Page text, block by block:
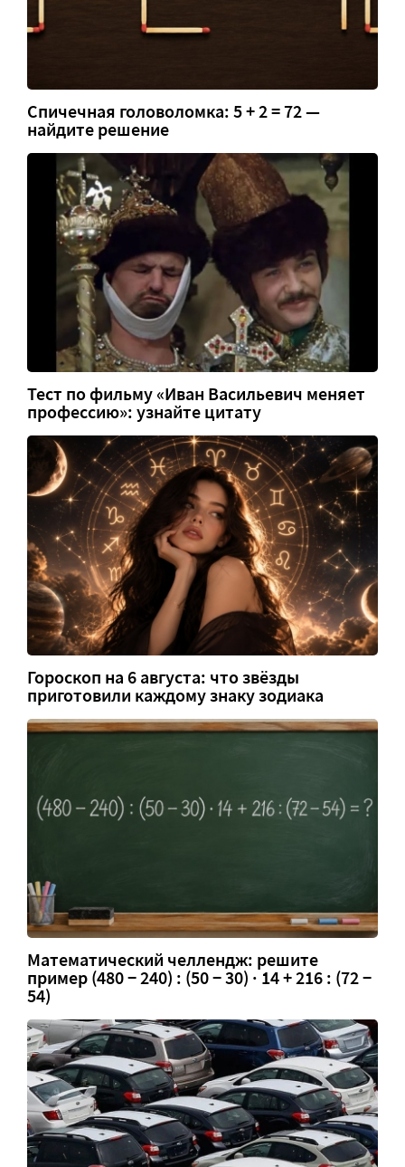
Спичечная головоломка: 5 + 2 = 72 —
найдите решение
Тест по фильму «Иван Васильевич меняет
профессию»: узнайте цитату
Гороскоп на 6 августа: что звёзды
приготовили каждому знаку зодиака
Математический челлендж: решите
пример (480 − 240) : (50 − 30) · 14 + 216 : (72 −
54)